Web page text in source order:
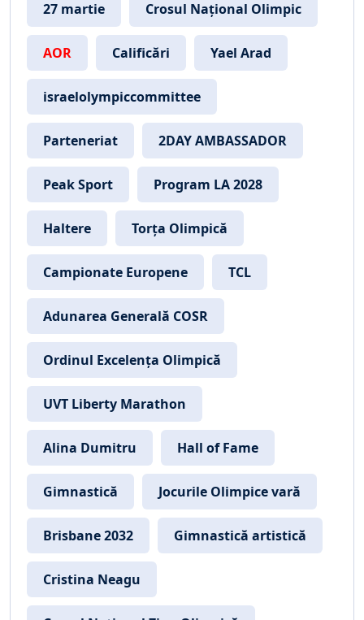
27 martie Crosul Național Olimpic
AOR Calificări Yael Arad
israelolympiccommittee
Parteneriat 2DAY AMBASSADOR
Peak Sport Program LA 2028
Haltere Torța Olimpică
Campionate Europene TCL
Adunarea Generală COSR
Ordinul Excelența Olimpică
UVT Liberty Marathon
Alina Dumitru Hall of Fame
Gimnastică Jocurile Olimpice vară
Brisbane 2032 Gimnastică artistică
Cristina Neagu